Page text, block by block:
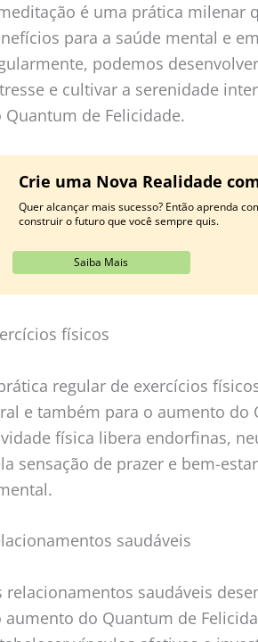
é uma prática milenar
para a saúde mental e
podemos
e cultivar a serenidade
Quantum de Felicidade.
Crie uma Nova Realidade
Quer alcançar mais sucesso? Então aprenda
construir o futuro que você sempre quis.
Saiba Mais
físicos
regular de exercícios
e também para o aumento do
física libera endorfinas,
sensação de prazer e bem-
saudáveis
relacionamentos saudáveis
aumento do Quantum de